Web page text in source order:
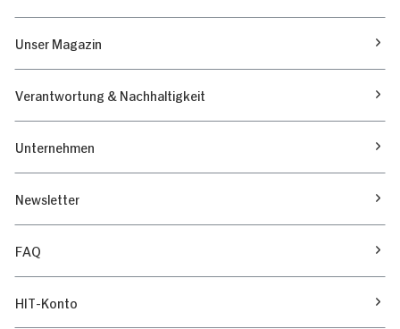
Unser Magazin
Verantwortung & Nachhaltigkeit
Unternehmen
Newsletter
FAQ
HIT-Konto